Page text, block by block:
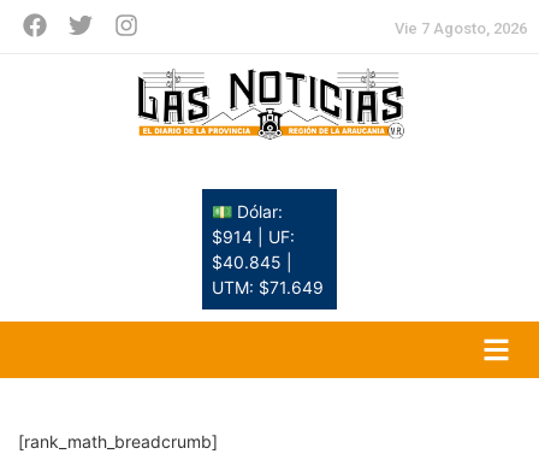
Vie 7 Agosto, 2026
💵 Dólar:
$914 | UF:
$40.845 |
UTM: $71.649
[rank_math_breadcrumb]